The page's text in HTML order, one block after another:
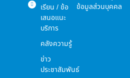
เรียน / ข้อ
เสนอแนะ
บริการ
คลังความรู้
ข่าว
ประชาสัมพันธ์
ข้อมูลส่วนบุคคล